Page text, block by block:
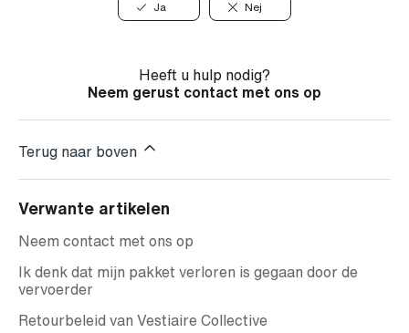
Ja Nej
Heeft u hulp nodig?
Neem gerust contact met ons op
Terug naar boven
Verwante artikelen
Neem contact met ons op
Ik denk dat mijn pakket verloren is gegaan door de
vervoerder
Retourbeleid van Vestiaire Collective